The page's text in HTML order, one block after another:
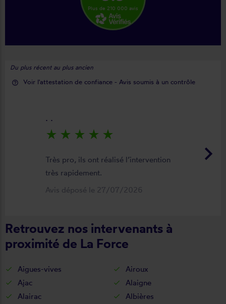
Plus de 210 000 avis
Du plus récent au plus ancien
help_outline Voir l'attestation de confiance - Avis soumis à un contrôle
keyboard_arrow_right
. .
star_rate star_rate star_rate star_rate star_rate
Très pro, ils ont réalisé l’intervention
très rapidement.
Avis déposé le 27/07/2026
Retrouvez nos intervenants à
proximité de La Force
Aigues-vives
Airoux
Ajac
Alaigne
Alairac
Albières